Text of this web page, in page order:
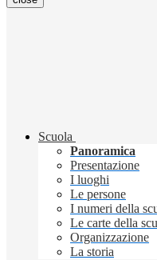
Scuola
Panoramica
Presentazione
I luoghi
Le persone
I numeri della
Le carte della
Organizzazione
La storia